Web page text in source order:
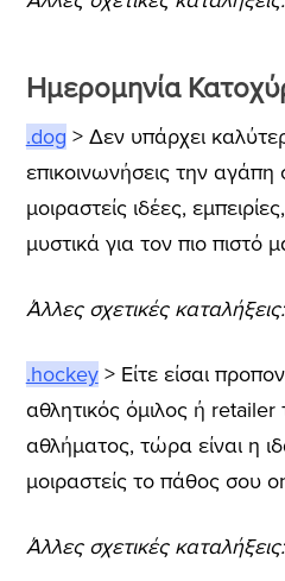
Ημερομηνία
.dog > Δεν υπάρχει
επικοινωνήσεις την
μοιραστείς ιδέες,
μυστικά για τον πιο πιστό
Άλλες σχετικές καταλήξεις:
.hockey> Είτε είσαι
αθλητικός όμιλος ή retailer
αθλήματος, τώρα είναι η
μοιραστείς το πάθος σου
Άλλες σχετικές καταλήξεις: